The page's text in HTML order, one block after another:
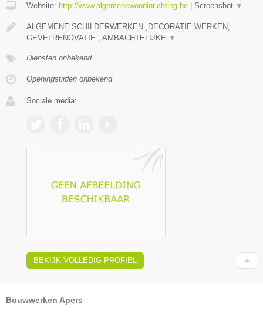
Website: http://www.algemenewooninrichting.be Screenshot ▼
ALGEMENE SCHILDERWERKEN ,DECORATIE WERKEN,
GEVELRENOVATIE , AMBACHTELIJKE ▼
Diensten onbekend
Openingstijden onbekend
Sociale media:
BEKIJK VOLLEDIG PROFIEL
Bouwwerken Apers